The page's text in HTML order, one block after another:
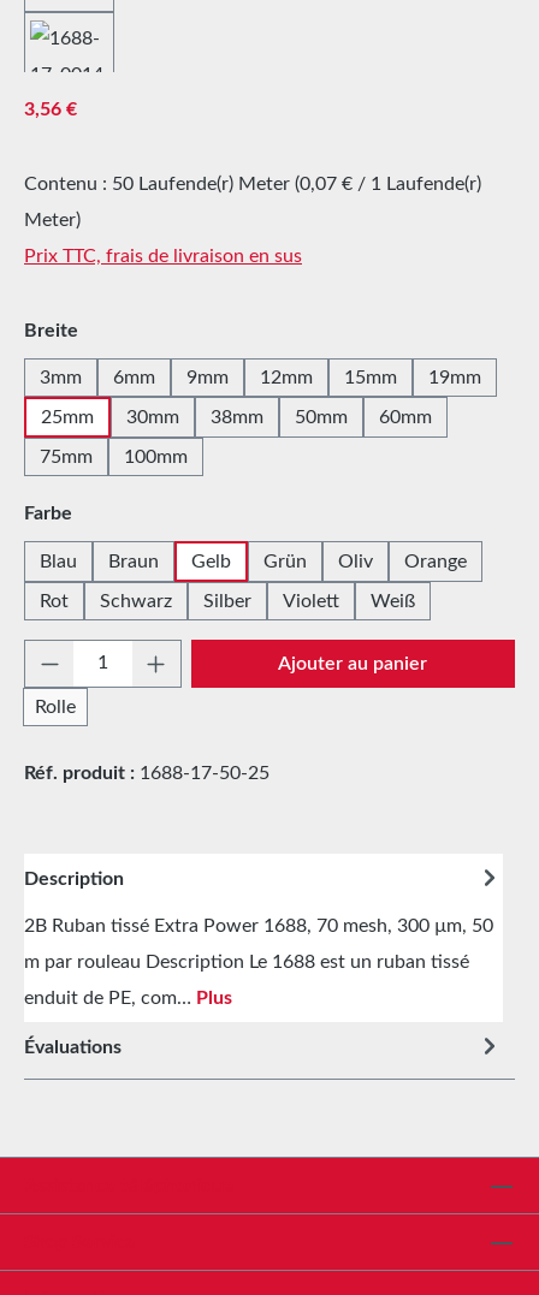
Prix régulier :
3,56 €
Contenu : 50 Laufende(r) Meter (0,07 € / 1 Laufende(r)
Meter)
Prix TTC, frais de livraison en sus
Sélectionnez
Breite
3mm 6mm 9mm 12mm 15mm 19mm
25mm 30mm 38mm 50mm 60mm
75mm 100mm
Sélectionnez
Farbe
Blau Braun Gelb Grün Oliv Orange
Rot Schwarz Silber Violett Weiß
Quantité de produit : Entrez la quantité
Rolle
Ajouter au panier
Réf. produit : 1688-17-50-25
Description
2B Ruban tissé Extra Power 1688, 70 mesh, 300 µm, 50
m par rouleau Description Le 1688 est un ruban tissé
enduit de PE, com… Plus
Évaluations